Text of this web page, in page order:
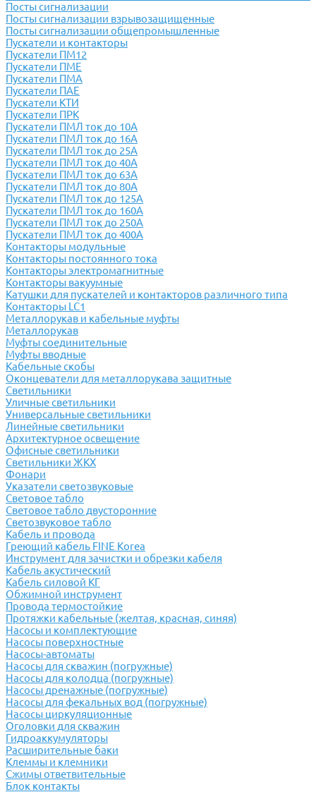
Посты сигнализации
Посты сигнализации взрывозащищенные
Посты сигнализации общепромышленные
Пускатели и контакторы
Пускатели ПМ12
Пускатели ПМЕ
Пускатели ПМА
Пускатели ПАЕ
Пускатели КТИ
Пускатели ПРК
Пускатели ПМЛ ток до 10А
Пускатели ПМЛ ток до 16А
Пускатели ПМЛ ток до 25А
Пускатели ПМЛ ток до 40А
Пускатели ПМЛ ток до 63А
Пускатели ПМЛ ток до 80А
Пускатели ПМЛ ток до 125А
Пускатели ПМЛ ток до 160А
Пускатели ПМЛ ток до 250А
Пускатели ПМЛ ток до 400А
Контакторы модульные
Контакторы постоянного тока
Контакторы электромагнитные
Контакторы вакуумные
Катушки для пускателей и контакторов различного типа
Контакторы LC1
Металлорукав и кабельные муфты
Металлорукав
Муфты соединительные
Муфты вводные
Кабельные скобы
Оконцеватели для металлорукава защитные
Светильники
Уличные светильники
Универсальные светильники
Линейные светильники
Архитектурное освещение
Офисные светильники
Светильники ЖКХ
Фонари
Указатели светозвуковые
Световое табло
Световое табло двусторонние
Светозвуковое табло
Кабель и провода
Греющий кабель FINE Korea
Инструмент для зачистки и обрезки кабеля
Кабель акустический
Кабель силовой КГ
Обжимной инструмент
Провода термостойкие
Протяжки кабельные (желтая, красная, синяя)
Насосы и комплектующие
Насосы поверхностные
Насосы-автоматы
Насосы для скважин (погружные)
Насосы для колодца (погружные)
Насосы дренажные (погружные)
Насосы для фекальных вод (погружные)
Насосы циркуляционные
Оголовки для скважин
Гидроаккумуляторы
Расширительные баки
Клеммы и клемники
Cжимы ответвительные
Блок контакты